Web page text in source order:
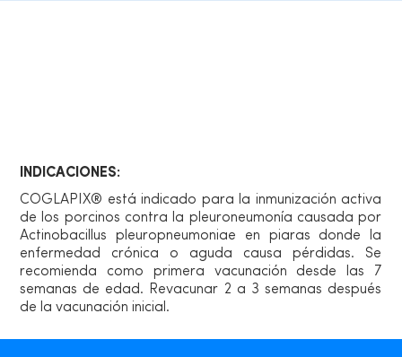
INDICACIONES:
COGLAPIX® está indicado para la inmunización activa
de los porcinos contra la pleuroneumonía causada por
Actinobacillus pleuropneumoniae en piaras donde la
enfermedad crónica o aguda causa pérdidas. Se
recomienda como primera vacunación desde las 7
semanas de edad. Revacunar 2 a 3 semanas después
de la vacunación inicial.